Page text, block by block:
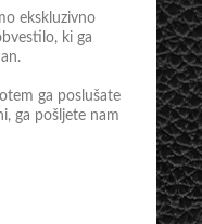
ekskluzivno
ki ga
ga poslušate
ga pošljete nam